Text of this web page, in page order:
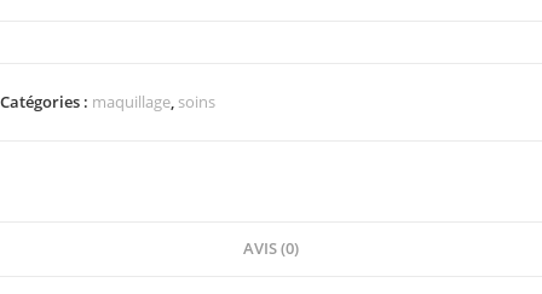
en
Catégories : maquillage, soins
AVIS (0)